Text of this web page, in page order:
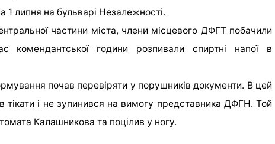
1 липня на бульварі Незалежності.
частини міста, члени місцевого ДФГТ побачили
комендантської години розпивали спиртні напої в
почав перевіряти у порушників документи. В цей
тікати і не зупинився на вимогу представника ДФГН. Той
Калашникова та поцілив у ногу.